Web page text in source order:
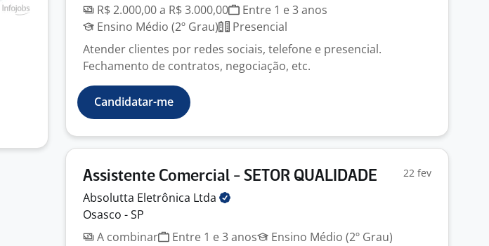
R$ 2.000,00 a R$ 3.000,00
Entre 1 e 3 anos
Ensino Médio (2º Grau)
Presencial
Atender clientes por redes sociais, telefone e presencial.
Fechamento de contratos, negociação, etc.
Candidatar-me
Assistente Comercial - SETOR QUALIDADE 22 fev
Absolutta Eletrônica Ltda
Osasco - SP
A combinar
Entre 1 e 3 anos
Ensino Médio (2º Grau)